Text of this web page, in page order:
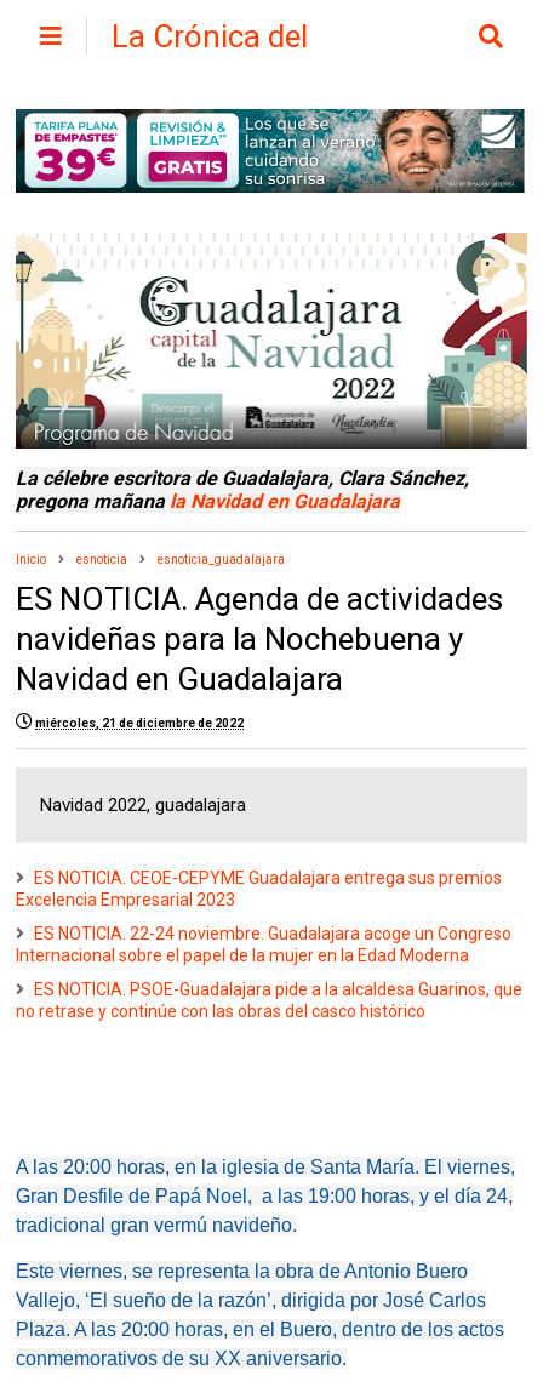
La Crónica del
La célebre escritora de Guadalajara, Clara Sánchez,
pregona mañana la Navidad en Guadalajara
Inicio esnoticia esnoticia_guadalajara
ES NOTICIA. Agenda de actividades
navideñas para la Nochebuena y
Navidad en Guadalajara
miércoles, 21 de diciembre de 2022
Navidad 2022, guadalajara
ES NOTICIA. CEOE-CEPYME Guadalajara entrega sus premios
Excelencia Empresarial 2023
ES NOTICIA. 22-24 noviembre. Guadalajara acoge un Congreso
Internacional sobre el papel de la mujer en la Edad Moderna
ES NOTICIA. PSOE-Guadalajara pide a la alcaldesa Guarinos, que
no retrase y continúe con las obras del casco histórico
A las 20:00 horas, en la iglesia de Santa María. El viernes,
Gran Desfile de Papá Noel, a las 19:00 horas, y el día 24,
tradicional gran vermú navideño.
Este viernes, se representa la obra de Antonio Buero
Vallejo, ‘El sueño de la razón’, dirigida por José Carlos
Plaza. A las 20:00 horas, en el Buero, dentro de los actos
conmemorativos de su XX aniversario.